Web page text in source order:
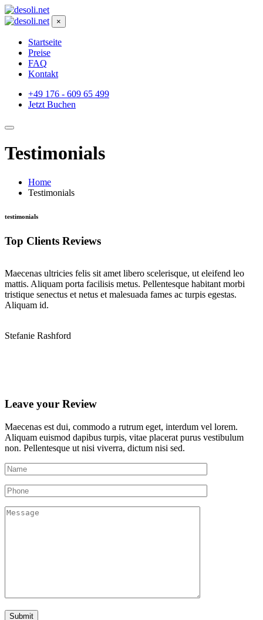
×
Startseite
Preise
FAQ
Kontakt
+49 176 - 609 65 499
Jetzt Buchen
Testimonials
Home
Testimonials
testimonials
Top Clients Reviews
Maecenas ultricies felis sit amet libero scelerisque, ut eleifend leo
mattis. Aliquam porta facilisis metus. Pellentesque habitant morbi
tristique senectus et netus et malesuada fames ac turpis egestas.
Aliquam id.
Stefanie Rashford
Leave your Review
Maecenas est dui, commodo a rutrum eget, interdum vel lorem.
Aliquam euismod dapibus turpis, vitae placerat purus vestibulum
non. Pellentesque ut nisi viverra, dictum nisi sed.